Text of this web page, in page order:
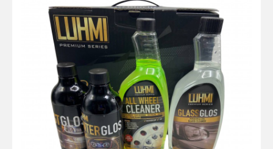
Дорожная кухня
Автохимия и уход
Оптика и светотехника
Брызговики
Запчасти кузова и зеркала
Малый коммерческий транспорт
Маркировочные знаки и светоотражатели